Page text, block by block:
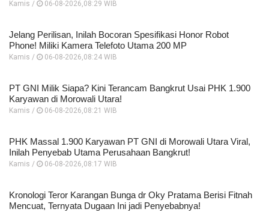
Kamis / 06-08-2026,08:29 WIB
Jelang Perilisan, Inilah Bocoran Spesifikasi Honor Robot
Phone! Miliki Kamera Telefoto Utama 200 MP
Kamis / 06-08-2026,08:24 WIB
PT GNI Milik Siapa? Kini Terancam Bangkrut Usai PHK 1.900
Karyawan di Morowali Utara!
Kamis / 06-08-2026,08:21 WIB
PHK Massal 1.900 Karyawan PT GNI di Morowali Utara Viral,
Inilah Penyebab Utama Perusahaan Bangkrut!
Kamis / 06-08-2026,08:17 WIB
Kronologi Teror Karangan Bunga dr Oky Pratama Berisi Fitnah
Mencuat, Ternyata Dugaan Ini jadi Penyebabnya!